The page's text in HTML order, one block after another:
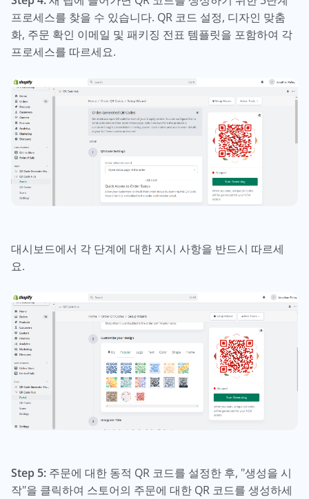
프로세스를 찾을 수 있습니다. QR 코드 설정, 디자인 맞춤
화, 주문 확인 이메일 및 패키징 전표 템플릿을 포함하여 각
프로세스를 따르세요.
대시보드에서 각 단계에 대한 지시 사항을 반드시 따르세
요.
Step 5: 주문에 대한 동적 QR 코드를 설정한 후, "생성을 시
작"을 클릭하여 스토어의 주문에 대한 QR 코드를 생성하세